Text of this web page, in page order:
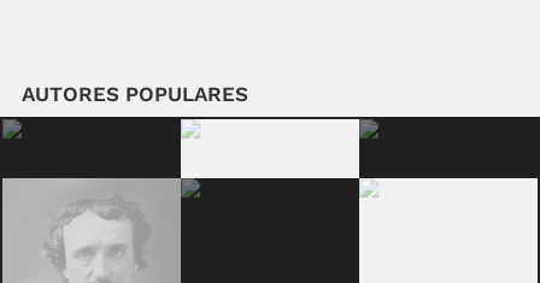
AUTORES POPULARES